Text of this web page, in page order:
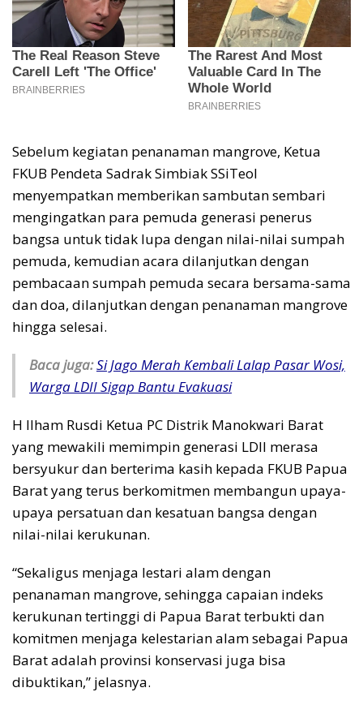
Sebelum kegiatan penanaman mangrove, Ketua
FKUB Pendeta Sadrak Simbiak SSiTeol
menyempatkan memberikan sambutan sembari
mengingatkan para pemuda generasi penerus
bangsa untuk tidak lupa dengan nilai-nilai sumpah
pemuda, kemudian acara dilanjutkan dengan
pembacaan sumpah pemuda secara bersama-sama
dan doa, dilanjutkan dengan penanaman mangrove
hingga selesai.
Baca juga:Si Jago Merah Kembali Lalap Pasar Wosi,
Warga LDII Sigap Bantu Evakuasi
H Ilham Rusdi Ketua PC Distrik Manokwari Barat
yang mewakili memimpin generasi LDII merasa
bersyukur dan berterima kasih kepada FKUB Papua
Barat yang terus berkomitmen membangun upaya-
upaya persatuan dan kesatuan bangsa dengan
nilai-nilai kerukunan.
“Sekaligus menjaga lestari alam dengan
penanaman mangrove, sehingga capaian indeks
kerukunan tertinggi di Papua Barat terbukti dan
komitmen menjaga kelestarian alam sebagai Papua
Barat adalah provinsi konservasi juga bisa
dibuktikan,” jelasnya.